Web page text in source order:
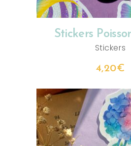
Stickers
Stickers
4,20€